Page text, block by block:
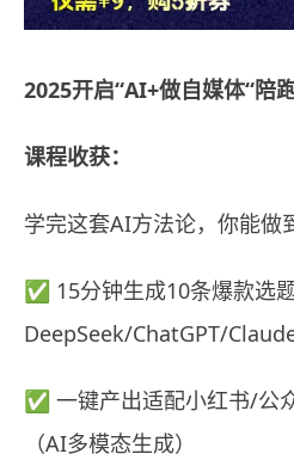
2025开启“AI+做自媒体“陪
课程收获：
学完这套AI方法论，你能做
✅ 15分钟生成10条爆款选
DeepSeek/ChatGPT/
✅ 一键产出适配小红书/公
（AI多模态生成）